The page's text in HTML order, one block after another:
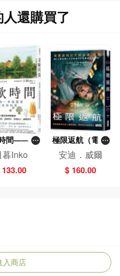
還購買了
間——世
幸福國度
我的事
暮Inko
極限返航（電影
書衣典藏版）
（獨家收錄作者
訪談）
安迪．威爾
$ 160.00
入商店